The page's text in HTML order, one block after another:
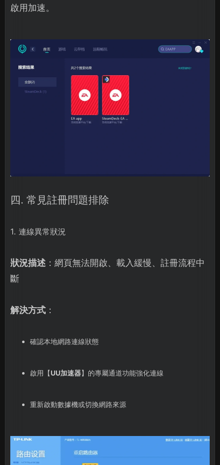
啟用加速。
四. 常見註冊問題排除
1. 連線異常狀況
狀況描述 ：網頁無法開啟、載入緩慢、註冊流程中
斷
解決方式 ：
確認本地網路連線狀態
啟用【UU加速器】的專屬通道功能強化連線
重新啟動數據機或切換網路來源